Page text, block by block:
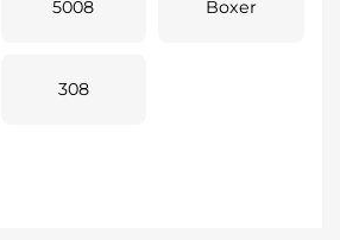
5008 Boxer
308